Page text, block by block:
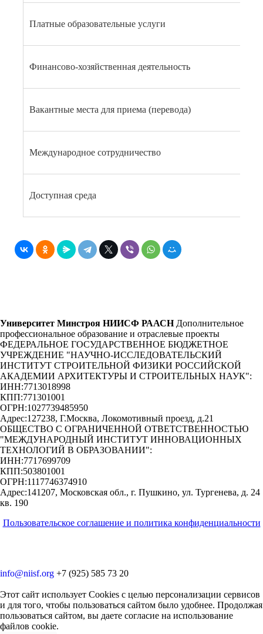
Платные образовательные услуги
Финансово-хозяйственная деятельность
Вакантные места для приема (перевода)
Международное сотрудничество
Доступная среда
Университет Минстроя НИИСФ РААСН Дополнительное
профессиональное образование и отраслевые проекты
ФЕДЕРАЛЬНОЕ ГОСУДАРСТВЕННОЕ БЮДЖЕТНОЕ
УЧРЕЖДЕНИЕ "НАУЧНО-ИССЛЕДОВАТЕЛЬСКИЙ
ИНСТИТУТ СТРОИТЕЛЬНОЙ ФИЗИКИ РОССИЙСКОЙ
АКАДЕМИИ АРХИТЕКТУРЫ И СТРОИТЕЛЬНЫХ НАУК":
ИНН:7713018998
КПП:771301001
ОГРН:1027739485950
Адрес:127238, Г.Москва, Локомотивный проезд, д.21
ОБЩЕСТВО С ОГРАНИЧЕННОЙ ОТВЕТСТВЕННОСТЬЮ
"МЕЖДУНАРОДНЫЙ ИНСТИТУТ ИННОВАЦИОННЫХ
ТЕХНОЛОГИЙ В ОБРАЗОВАНИИ":
ИНН:7717699709
КПП:503801001
ОГРН:1117746374910
Адрес:141207, Московская обл., г. Пушкино, ул. Тургенева, д. 24
кв. 190
Пользовательское соглашение и политика конфиденциальности
info@niisf.org +7 (925) 585 73 20
Этот сайт использует Cookies с целью персонализации сервисов
и для того, чтобы пользоваться сайтом было удобнее. Продолжая
пользоваться сайтом, вы даете согласие на использование
файлов cookie.